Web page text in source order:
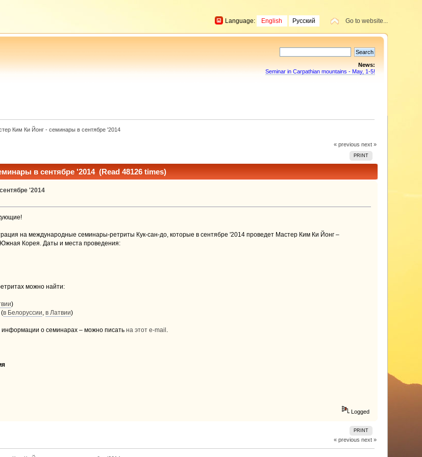
Go to website...
Language: English Русский
News:
Seminar in Carpathian mountains - May, 1-5!
Ким Ки Йонг - семинары в сентябре '2014
« previous next »
PRINT
в сентябре '2014 (Read 48126 times)
'2014
на международные семинары-ретриты Кук-сан-до, которые в сентябре '2014 проведет Мастер Ким Ки Йонг –
Корея. Даты и места проведения:
можно найти:
)
в Белоруссии, в Латвии)
о семинарах – можно писать на этот e-mail .
Logged
PRINT
« previous next »